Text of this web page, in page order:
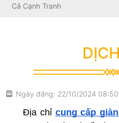
Cả Cạnh Tranh
Ngày đăng: 22/10/2024 08:50
Địa chỉ cung cấp